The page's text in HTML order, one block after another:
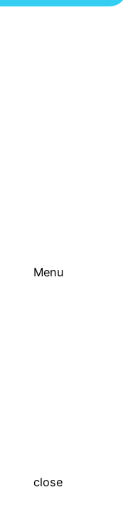
Menu
close